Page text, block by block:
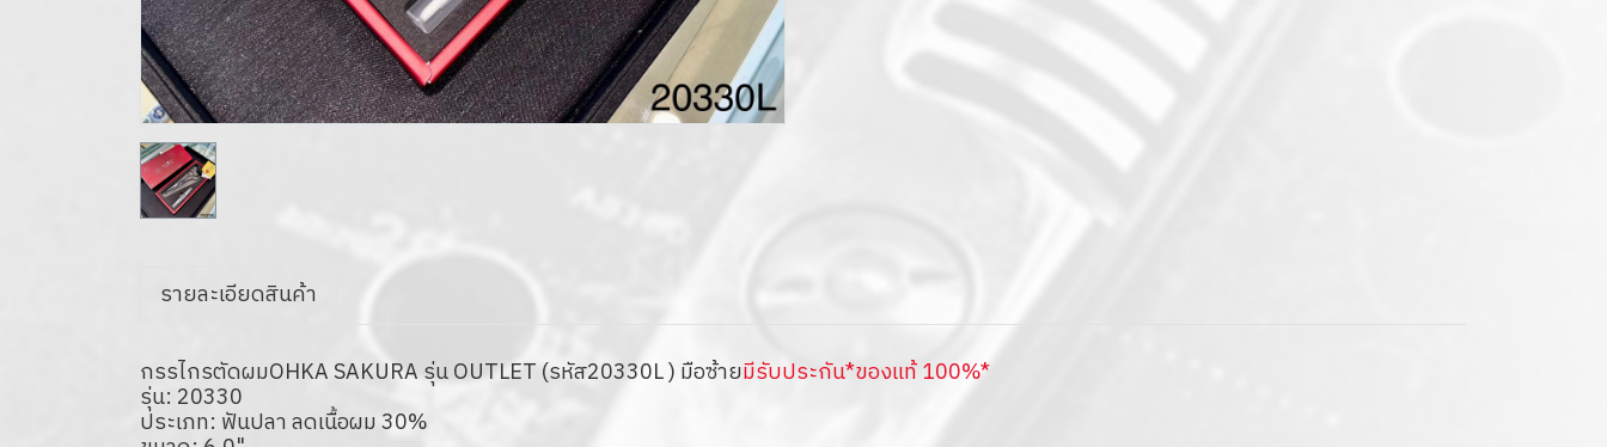
รายละเอียดสินค้า
กรรไกรตัดผมOHKA SAKURA รุ่น OUTLET (รหัส20330L ) มือซ้ายมีรับประกัน*ของแท้ 100%*
รุ่น: 20330
ประเภท: ฟันปลา ลดเนื้อผม 30%